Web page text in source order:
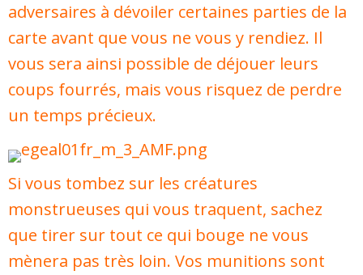
adversaires à dévoiler certaines parties de la
carte avant que vous ne vous y rendiez. Il
vous sera ainsi possible de déjouer leurs
coups fourrés, mais vous risquez de perdre
un temps précieux.
Si vous tombez sur les créatures
monstrueuses qui vous traquent, sachez
que tirer sur tout ce qui bouge ne vous
mènera pas très loin. Vos munitions sont